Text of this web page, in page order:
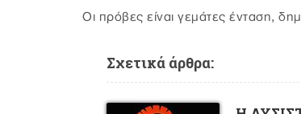
Οι πρόβες είναι γεμάτες ένταση,
Σχετικά άρθρα: